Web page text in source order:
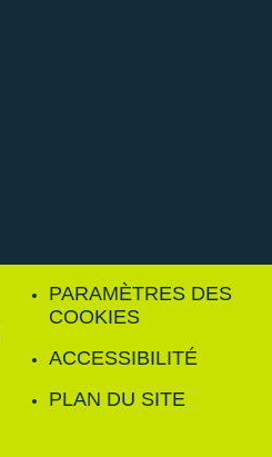
PARAMÈTRES DES
COOKIES
ACCESSIBILITÉ
PLAN DU SITE